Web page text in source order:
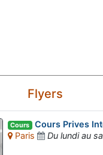
Flyers
Cours Cours Prives
Paris
Du lundi au